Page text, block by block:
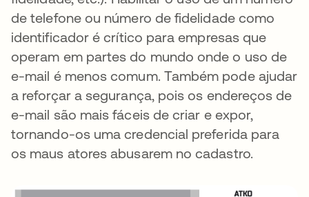
de telefone ou número de fidelidade como
identificador é crítico para empresas que
operam em partes do mundo onde o uso de
e-mail é menos comum. Também pode ajudar
a reforçar a segurança, pois os endereços de
e-mail são mais fáceis de criar e expor,
tornando-os uma credencial preferida para
os maus atores abusarem no cadastro.